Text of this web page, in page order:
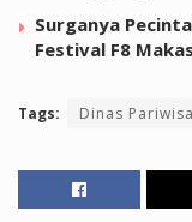
Surganya
Festival F8
Tags: Dinas